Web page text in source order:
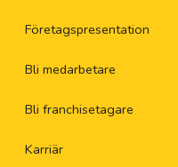
Företagspresentation
Bli medarbetare
Bli franchisetagare
Karriär